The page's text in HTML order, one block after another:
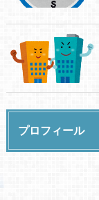
プロフィール